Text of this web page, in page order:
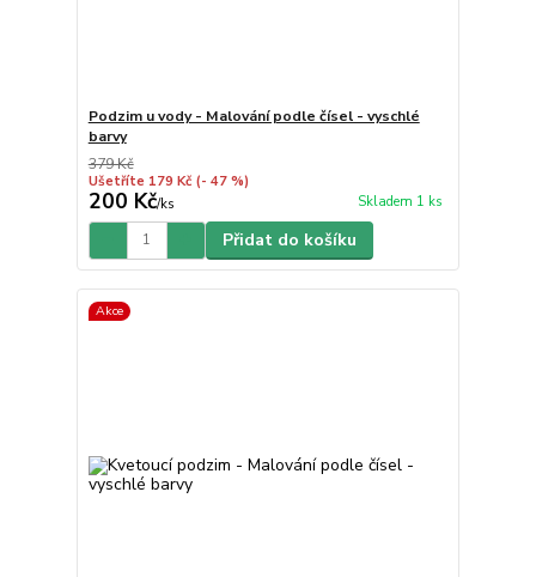
Podzim u vody - Malování podle čísel - vyschlé
barvy
379 Kč
Ušetříte 179 Kč (- 47 %)
200 Kč/ks Skladem 1 ks
Přidat do košíku
Akce